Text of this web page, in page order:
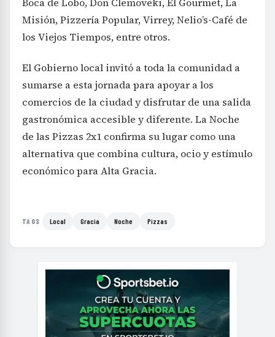
Misión, Pizzería Popular, Virrey, Nelio’s-Café de
los Viejos Tiempos, entre otros.
El Gobierno local invitó a toda la comunidad a
sumarse a esta jornada para apoyar a los
comercios de la ciudad y disfrutar de una salida
gastronómica accesible y diferente. La Noche
de las Pizzas 2x1 confirma su lugar como una
alternativa que combina cultura, ocio y estímulo
económico para Alta Gracia.
TAGS Local Gracia Noche Pizzas